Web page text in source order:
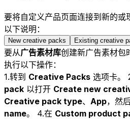
要将自定义产品页面连接到新的或
以下说明：
New creative packs Existing creative
要从广告素材库创建新广告素材包
执行以下操作：
1.转到 Creative Packs 选项卡。
pack 以打开 Create new
Creative pack type、 App，然
name。 4.在 Custom product